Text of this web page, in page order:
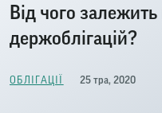
Від чого залежить
держоблігацій?
ОБЛІГАЦІЇ 25 тра, 2020